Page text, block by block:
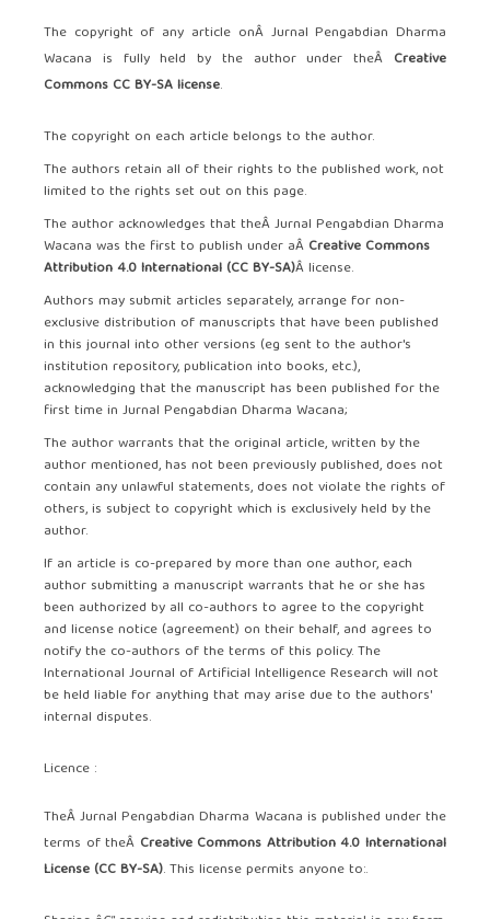
The copyright of any article onÂ Jurnal Pengabdian Dharma
Wacana is fully held by the author under theÂ Creative
Commons CC BY-SA license.
The copyright on each article belongs to the author.
The authors retain all of their rights to the published work, not
limited to the rights set out on this page.
The author acknowledges that theÂ Jurnal Pengabdian Dharma
Wacana was the first to publish under aÂ Creative Commons
Attribution 4.0 International (CC BY-SA)Â license.
Authors may submit articles separately, arrange for non-
exclusive distribution of manuscripts that have been published
in this journal into other versions (eg sent to the author's
institution repository, publication into books, etc.),
acknowledging that the manuscript has been published for the
first time in Jurnal Pengabdian Dharma Wacana;
The author warrants that the original article, written by the
author mentioned, has not been previously published, does not
contain any unlawful statements, does not violate the rights of
others, is subject to copyright which is exclusively held by the
author.
If an article is co-prepared by more than one author, each
author submitting a manuscript warrants that he or she has
been authorized by all co-authors to agree to the copyright
and license notice (agreement) on their behalf, and agrees to
notify the co-authors of the terms of this policy. The
International Journal of Artificial Intelligence Research will not
be held liable for anything that may arise due to the authors'
internal disputes.
Licence :
TheÂ Jurnal Pengabdian Dharma Wacana is published under the
terms of theÂ Creative Commons Attribution 4.0 International
License (CC BY-SA). This license permits anyone to:.